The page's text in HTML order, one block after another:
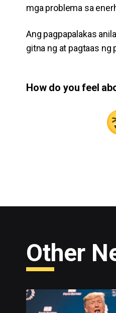
mga problema sa
Ang pagpapalakas
gitna ng at pagtaas ng
How do you feel
Other